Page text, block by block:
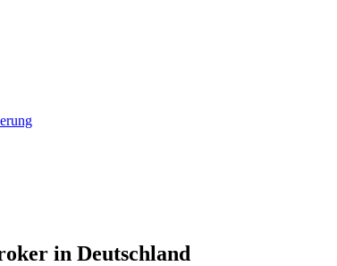
in Deutschland